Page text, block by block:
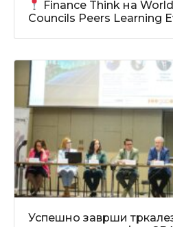
Finance Think на
Councils Peers Learning
Успешно заврши